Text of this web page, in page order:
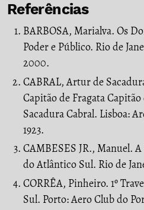
Referências
BARBOSA, Marialva. Os
Poder e Público. Rio de
2000.
CABRAL, Artur de
Capitão de Fragata
Sacadura Cabral. Lisboa:
1923.
CAMBESES JR., Manuel.
do Atlântico Sul. Rio de
CORRÊA, Pinheiro. 1º
Sul. Porto: Aero Club do